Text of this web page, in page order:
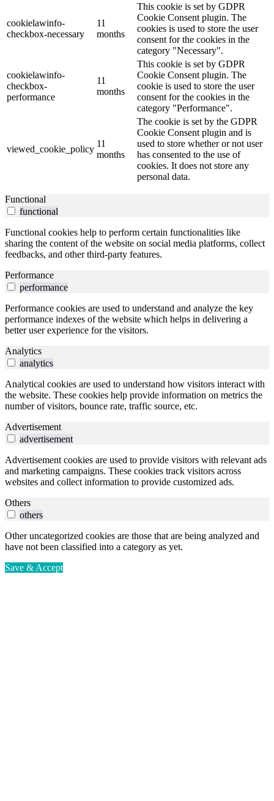
cookielawinfo-
checkbox-necessary
11
months
This cookie is set by GDPR
Cookie Consent plugin. The
cookies is used to store the user
consent for the cookies in the
category "Necessary".
cookielawinfo-
checkbox-
performance
11
months
This cookie is set by GDPR
Cookie Consent plugin. The
cookie is used to store the user
consent for the cookies in the
category "Performance".
viewed_cookie_policy
11
months
The cookie is set by the GDPR
Cookie Consent plugin and is
used to store whether or not user
has consented to the use of
cookies. It does not store any
personal data.
Functional
functional
Functional cookies help to perform certain functionalities like
sharing the content of the website on social media platforms, collect
feedbacks, and other third-party features.
Performance
performance
Performance cookies are used to understand and analyze the key
performance indexes of the website which helps in delivering a
better user experience for the visitors.
Analytics
analytics
Analytical cookies are used to understand how visitors interact with
the website. These cookies help provide information on metrics the
number of visitors, bounce rate, traffic source, etc.
Advertisement
advertisement
Advertisement cookies are used to provide visitors with relevant ads
and marketing campaigns. These cookies track visitors across
websites and collect information to provide customized ads.
Others
others
Other uncategorized cookies are those that are being analyzed and
have not been classified into a category as yet.
Save & Accept